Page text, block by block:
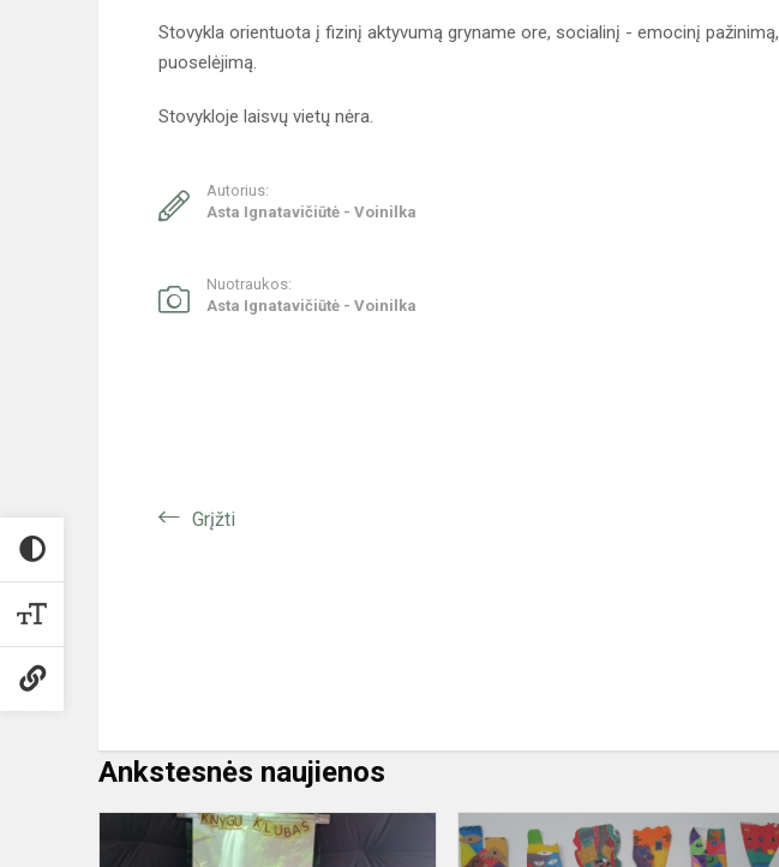
Stovykla orientuota į fizinį aktyvumą gryname ore, socialinį - emocinį
puoselėjimą.
Stovykloje laisvų vietų nėra.
Autorius:
Asta Ignatavičiūtė - Voinilka
Nuotraukos:
Asta Ignatavičiūtė - Voinilka
Grįžti
Ankstesnės naujienos
Velykinis
knygų